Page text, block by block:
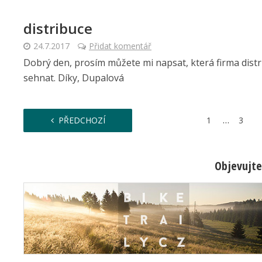
distribuce
24.7.2017 Přidat komentář
Dobrý den, prosím můžete mi napsat, která firma
sehnat. Díky, Dupalová
PŘEDCHOZÍ 1 … 3